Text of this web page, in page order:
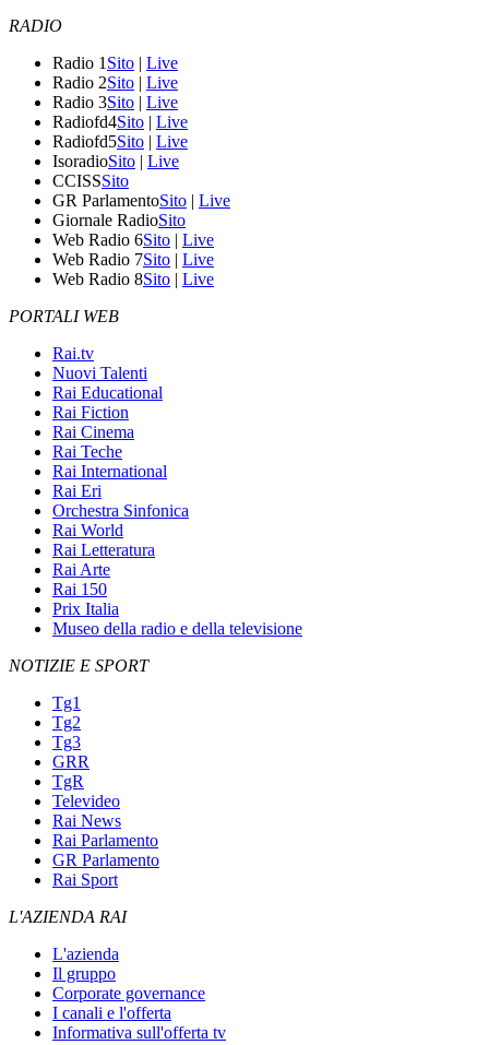
RADIO
Radio 1 Sito | Live
Radio 2Sito | Live
Radio 3Sito | Live
Radiofd4Sito | Live
Radiofd5Sito | Live
IsoradioSito | Live
CCISSSito
GR ParlamentoSito | Live
Giornale RadioSito
Web Radio 6Sito | Live
Web Radio 7Sito | Live
Web Radio 8Sito | Live
PORTALI WEB
Rai.tv
Nuovi Talenti
Rai Educational
Rai Fiction
Rai Cinema
Rai Teche
Rai International
Rai Eri
Orchestra Sinfonica
Rai World
Rai Letteratura
Rai Arte
Rai 150
Prix Italia
Museo della radio e della televisione
NOTIZIE E SPORT
Tg1
Tg2
Tg3
GRR
TgR
Televideo
Rai News
Rai Parlamento
GR Parlamento
Rai Sport
L'AZIENDA RAI
L'azienda
Il gruppo
Corporate governance
I canali e l'offerta
Informativa sull'offerta tv